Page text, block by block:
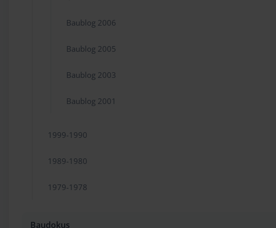
Baublog 2006
Baublog 2005
Baublog 2003
Baublog 2001
1999-1990
1989-1980
1979-1978
Baudokus